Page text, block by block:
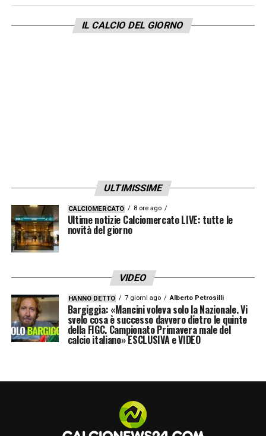
2026 con l’attaccante che aumenterebbe il
proprio ingaggio da 700.000 euro a 3 milioni
però che non è ancora arrivata.La notizia
Ore 10.30 –Sassuolo, Italiano il preferito
per la panchina: lo Spezia non molla –
tutto su Vincenzo Italiano.Le ultime
Ore 10.00 –Juventus, novità su Allegri: i
bianconeri virano con decisione
sull’allenatore –La posizione di Andrea
bianconeri avrebbero virato con decisione su
IL CALCIO DEL GIORNO
ULTIMISSIME
CALCIOMERCATO 8 ore ago
Ultime notizie Calciomercato LIVE: tutte le
novità del giorno
VIDEO
HANNO DETTO 7 giorni ago Alberto Petrosilli
Bargiggia: «Mancini voleva solo la Nazionale. Vi
svelo cosa è successo davvero dietro le quinte
della FIGC. Campionato Primavera male del
calcio italiano» ESCLUSIVA e VIDEO